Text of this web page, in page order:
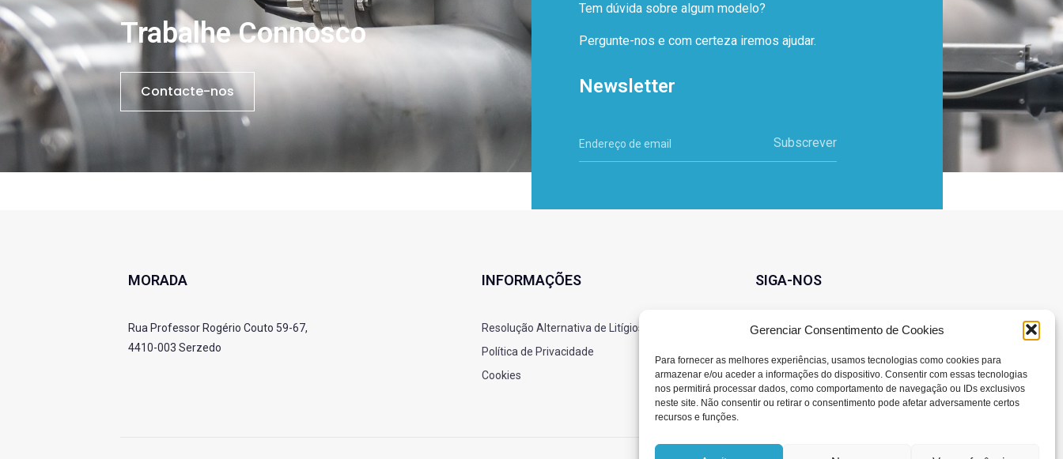
Gerenciar Consentimento de Cookies
Para fornecer as melhores experiências, usamos tecnologias como cookies para
armazenar e/ou aceder a informações do dispositivo. Consentir com essas tecnologias
nos permitirá processar dados, como comportamento de navegação ou IDs exclusivos
neste site. Não consentir ou retirar o consentimento pode afetar adversamente certos
recursos e funções.
Trabalhe Connosco
Contacte-nos
Tem dúvida sobre algum modelo?
Pergunte-nos e com certeza iremos ajudar.
Newsletter
Subscrever
MORADA
Rua Professor Rogério Couto 59-67,
4410-003 Serzedo
INFORMAÇÕES
Resolução Alternativa de Litígios
Política de Privacidade
Cookies
SIGA-NOS